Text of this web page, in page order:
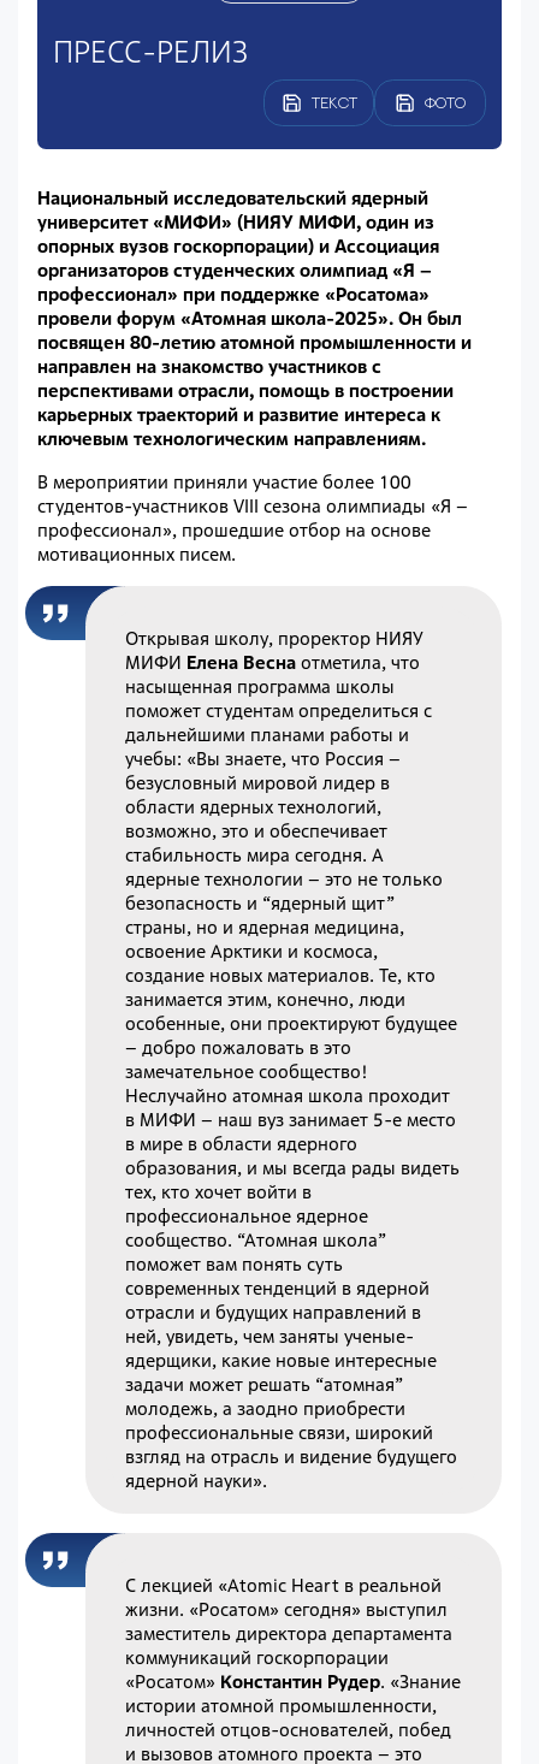
ПРЕСС-РЕЛИЗ
ТЕКСТ ФОТО
Национальный исследовательский ядерный
университет «МИФИ» (НИЯУ МИФИ, один из
опорных вузов госкорпорации) и Ассоциация
организаторов студенческих олимпиад «Я –
профессионал» при поддержке «Росатома»
провели форум «Атомная школа-2025». Он был
посвящен 80-летию атомной промышленности и
направлен на знакомство участников с
перспективами отрасли, помощь в построении
карьерных траекторий и развитие интереса к
ключевым технологическим направлениям.
В мероприятии приняли участие более 100
студентов-участников VIII сезона олимпиады «Я –
профессионал», прошедшие отбор на основе
мотивационных писем.
Открывая школу, проректор НИЯУ
МИФИ Елена Весна отметила, что
насыщенная программа школы
поможет студентам определиться с
дальнейшими планами работы и
учебы: «Вы знаете, что Россия –
безусловный мировой лидер в
области ядерных технологий,
возможно, это и обеспечивает
стабильность мира сегодня. А
ядерные технологии – это не только
безопасность и “ядерный щит”
страны, но и ядерная медицина,
освоение Арктики и космоса,
создание новых материалов. Те, кто
занимается этим, конечно, люди
особенные, они проектируют будущее
– добро пожаловать в это
замечательное сообщество!
Неслучайно атомная школа проходит
в МИФИ – наш вуз занимает 5-е место
в мире в области ядерного
образования, и мы всегда рады видеть
тех, кто хочет войти в
профессиональное ядерное
сообщество. “Атомная школа”
поможет вам понять суть
современных тенденций в ядерной
отрасли и будущих направлений в
ней, увидеть, чем заняты ученые-
ядерщики, какие новые интересные
задачи может решать “атомная”
молодежь, а заодно приобрести
профессиональные связи, широкий
взгляд на отрасль и видение будущего
ядерной науки».
С лекцией «Atomic Heart в реальной
жизни. «Росатом» сегодня» выступил
заместитель директора департамента
коммуникаций госкорпорации
«Росатом» Константин Рудер. «Знание
истории атомной промышленности,
личностей отцов-основателей, побед
и вызовов атомного проекта – это